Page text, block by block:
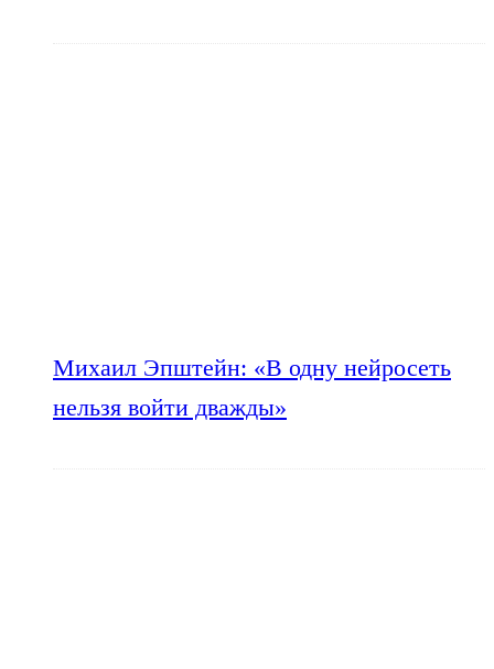
Михаил Эпштейн: «В одну нейросеть
нельзя войти дважды»